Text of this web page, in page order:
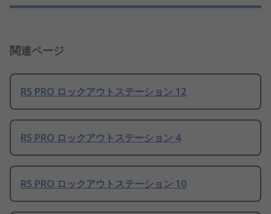
関連ページ
RS PRO ロックアウトステーション 12
RS PRO ロックアウトステーション 4
RS PRO ロックアウトステーション 10